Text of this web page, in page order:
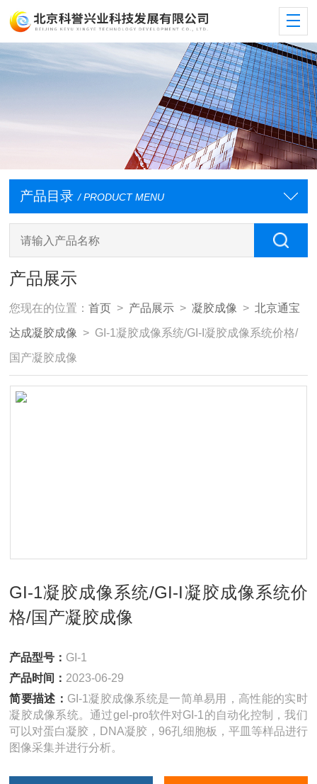
产品目录 / PRODUCT MENU
产品展示
您现在的位置：首页 > 产品展示 >凝胶成像 >北京通宝
达成凝胶成像 > GI-1凝胶成像系统/GI-I凝胶成像系统价格/
国产凝胶成像
GI-1凝胶成像系统/GI-I凝胶成像系统价
格/国产凝胶成像
产品型号： GI-1
产品时间： 2023-06-29
简要描述： GI-1凝胶成像系统是一简单易用，高性能的实时
凝胶成像系统。通过gel-pro软件对GI-1的自动化控制，我们
可以对蛋白凝胶，DNA凝胶，96孔细胞板，平皿等样品进行
图像采集并进行分析。